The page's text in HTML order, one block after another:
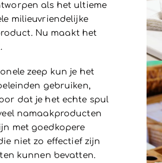
als het ultieme
milieuvriendelijke
Nu maakt het
zeep kun je het
gebruiken,
dat je het echte spul
namaakproducten
met goedkopere
niet zo effectief zijn
kunnen bevatten.